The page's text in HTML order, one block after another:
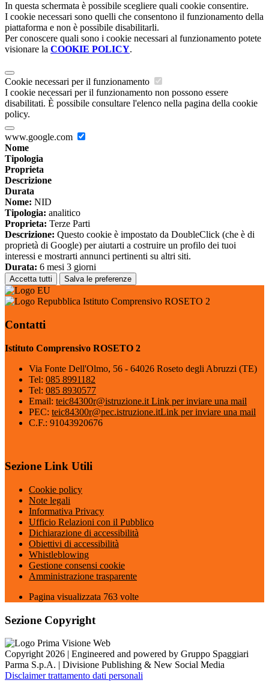
In questa schermata è possibile scegliere quali cookie consentire.
I cookie necessari sono quelli che consentono il funzionamento della
piattaforma e non è possibile disabilitarli.
Per conoscere quali sono i cookie necessari al funzionamento potete
visionare la COOKIE POLICY.
Cookie necessari per il funzionamento
I cookie necessari per il funzionamento non possono essere
disabilitati. È possibile consultare l'elenco nella pagina della cookie
policy.
www.google.com
Nome
Tipologia
Proprieta
Descrizione
Durata
Nome: NID
Tipologia: analitico
Proprieta: Terze Parti
Descrizione: Questo cookie è impostato da DoubleClick (che è di
proprietà di Google) per aiutarti a costruire un profilo dei tuoi
interessi e mostrarti annunci pertinenti su altri siti.
Durata: 6 mesi 3 giorni
Accetta tutti Salva le preferenze
Istituto Comprensivo ROSETO 2
Contatti
Istituto Comprensivo ROSETO 2
Via Fonte Dell'Olmo, 56 - 64026 Roseto degli Abruzzi (TE)
Tel: 085 8991182
Tel: 085 8930577
Email: teic84300r@istruzione.it Link per inviare una mail
PEC: teic84300r@pec.istruzione.itLink per inviare una mail
C.F.: 91043920676
Sezione Link Utili
Cookie policy
Note legali
Informativa Privacy
Ufficio Relazioni con il Pubblico
Dichiarazione di accessibilità
Obiettivi di accessibilità
Whistleblowing
Gestione consensi cookie
Amministrazione trasparente
Pagina visualizzata 763 volte
Sezione Copyright
Copyright 2026 | Engineered and powered by Gruppo Spaggiari
Parma S.p.A. | Divisione Publishing & New Social Media
Disclaimer trattamento dati personali